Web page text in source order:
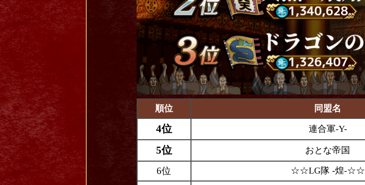
順位 同盟名
4位 連合軍-Y-
5位 おとな帝国
6位 ☆☆LG隊 -煌-☆☆